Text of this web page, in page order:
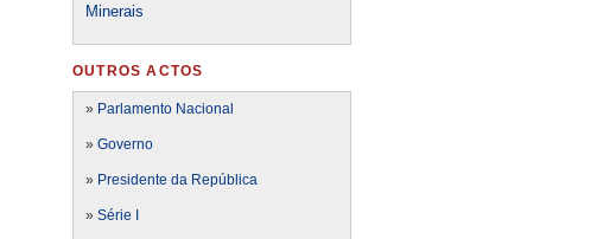
Minerais
OUTROS ACTOS
» Parlamento Nacional
» Governo
» Presidente da República
» Série I